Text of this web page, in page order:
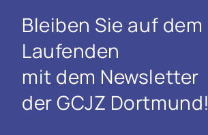
Bleiben Sie auf dem
Laufenden
mit dem Newsletter
der GCJZ Dortmund!